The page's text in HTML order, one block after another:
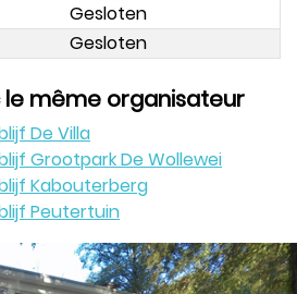
Gesloten
Gesloten
le même organisateur
De Villa
Grootpark De Wollewei
Kabouterberg
Peutertuin